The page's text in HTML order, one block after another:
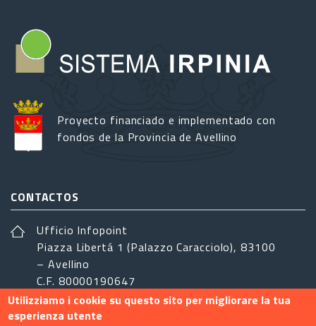
Proyecto financiado e implementado con
fondos de la Provincia de Avellino
CONTACTOS
Ufficio Infopoint
Piazza Libertá 1 (Palazzo Caracciolo), 83100
– Avellino
C.F. 80000190647
sistemairpinia@provincia.avellino.it
Utilizziamo i cookie su questo sito per migliorare la tua
esperienza utente